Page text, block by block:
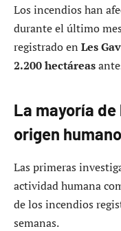
Los incendios han
durante el último
registrado en Les
2.200 hectáreas
La mayoría
origen humano
Las primeras
actividad humana
de los incendios
semanas.